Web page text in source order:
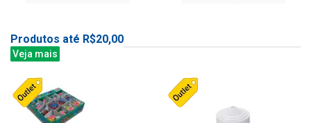
Produtos até R$20,00
Veja mais